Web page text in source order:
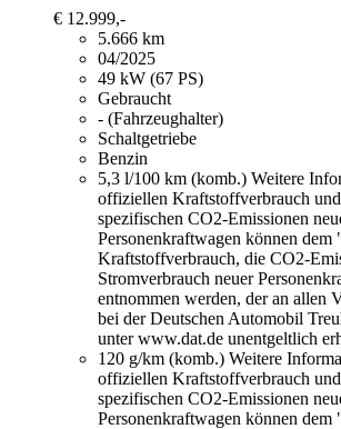
€ 12.999,-
5.666 km
04/2025
49 kW (67 PS)
Gebraucht
- (Fahrzeughalter)
Schaltgetriebe
Benzin
5,3 l/100 km (komb.) Weitere
offiziellen Kraftstoffverbrauch
spezifischen CO2-Emissionen
Personenkraftwagen können dem
Kraftstoffverbrauch, die CO2-
Stromverbrauch neuer
entnommen werden, der an allen
bei der Deutschen Automobil
unter www.dat.de unentgeltlich
120 g/km (komb.) Weitere
offiziellen Kraftstoffverbrauch
spezifischen CO2-Emissionen
Personenkraftwagen können dem